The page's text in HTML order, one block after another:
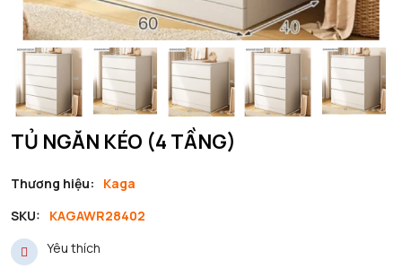
TỦ NGĂN KÉO (4 TẦNG)
Thương hiệu:
Kaga
SKU:
KAGAWR28402
Yêu thích